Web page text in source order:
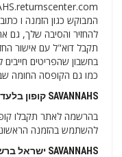
המבוקש כגון הזמנה ו
להחזיר והסיבה שלך, גם
תקבל דוא"ל עם אישור
בחשבון שהפריטים
כמו גם הקופסה החומה
SAVANNAHS קופון בלעדי לרוכשים חדשים בישראל
להשתמש בהזמנה
SAVANNAHS ישראל ברשתות החברתיות